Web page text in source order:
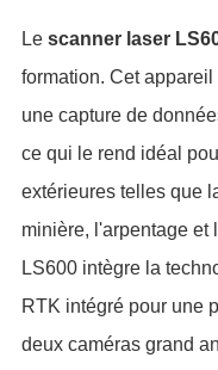
Lescanner laser
formation. Cet
une capture de
ce qui le rend idéal
extérieures telles que
minière, l'arpentage et
LS600 intègre la
RTK intégré pour une
deux caméras grand